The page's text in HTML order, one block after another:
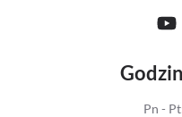
Pn - Pt